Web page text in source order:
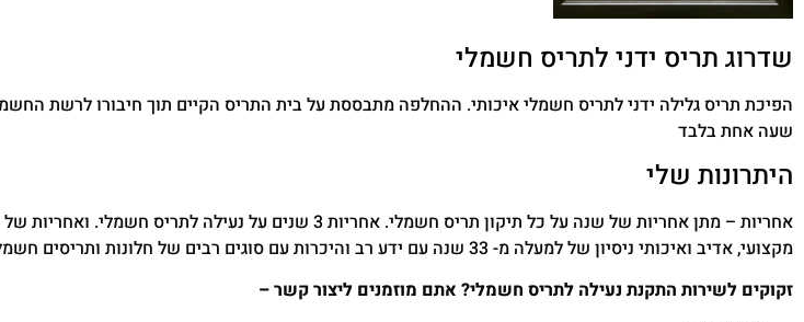
שדרוג תריס ידני לתריס חשמלי
הפיכת תריס גלילה ידני לתריס חשמלי איכותי. ההחלפה מתבססת על בית התריס הקיים תוך חיבורו לרשת
שעה אחת בלבד
היתרונות שלי
מקצועי, אדיב ואיכותי ניסיון של למעלה מ- 33 שנה עם ידע רב והיכרות עם סוגים רבים של חלונות ותריסים חשמליים
זקוקים לשירות התקנת נעילה לתריס חשמלי? אתם מוזמנים ליצור קשר –